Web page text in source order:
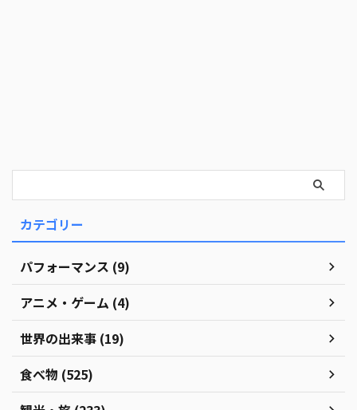
カテゴリー
パフォーマンス (9)
アニメ・ゲーム (4)
世界の出来事 (19)
食べ物 (525)